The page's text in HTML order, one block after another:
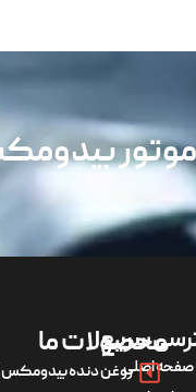
سریع
صفحه اصلی
محصولات ما
روغن دنده بیدومکس SAE 85W90